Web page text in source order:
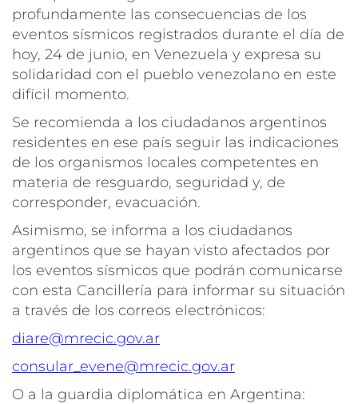
profundamente las consecuencias de los
eventos sísmicos registrados durante el día de
hoy, 24 de junio, en Venezuela y expresa su
solidaridad con el pueblo venezolano en este
difícil momento.
Se recomienda a los ciudadanos argentinos
residentes en ese país seguir las indicaciones
de los organismos locales competentes en
materia de resguardo, seguridad y, de
corresponder, evacuación.
Asimismo, se informa a los ciudadanos
argentinos que se hayan visto afectados por
los eventos sísmicos que podrán comunicarse
con esta Cancillería para informar su situación
a través de los correos electrónicos:
diare@mrecic.gov.ar
consular_evene@mrecic.gov.ar
O a la guardia diplomática en Argentina: